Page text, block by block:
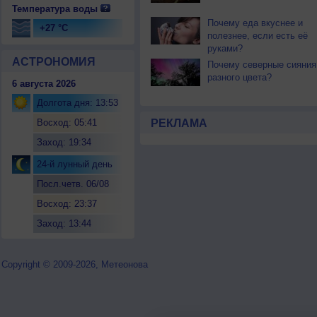
Температура воды
+27 °C
АСТРОНОМИЯ
6 августа 2026
Долгота дня: 13:53
Восход: 05:41
Заход: 19:34
24-й лунный день
Посл.четв. 06/08
Восход: 23:37
Заход: 13:44
Почему еда вкуснее и
полезнее, если есть её
руками?
Почему северные сияния
разного цвета?
РЕКЛАМА
Copyright © 2009-2026, Метеонова